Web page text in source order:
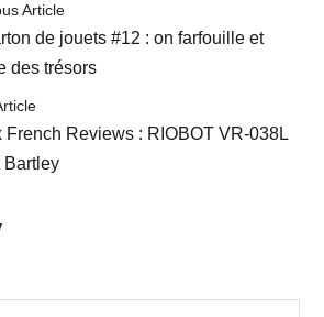
Article
de jouets #12 : on farfouille et
des trésors
French Reviews : RIOBOT VR-038L
Bartley